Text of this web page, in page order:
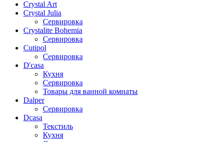
Crystal Art
Crystal Julia
Сервировка
Crystalite Bohemia
Сервировка
Cutipol
Сервировка
D'casa
Кухня
Сервировка
Товары для ванной комнаты
Dalper
Сервировка
Dcasa
Текстиль
Кухня